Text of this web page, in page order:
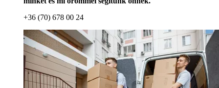
+36 (70) 678 00 24